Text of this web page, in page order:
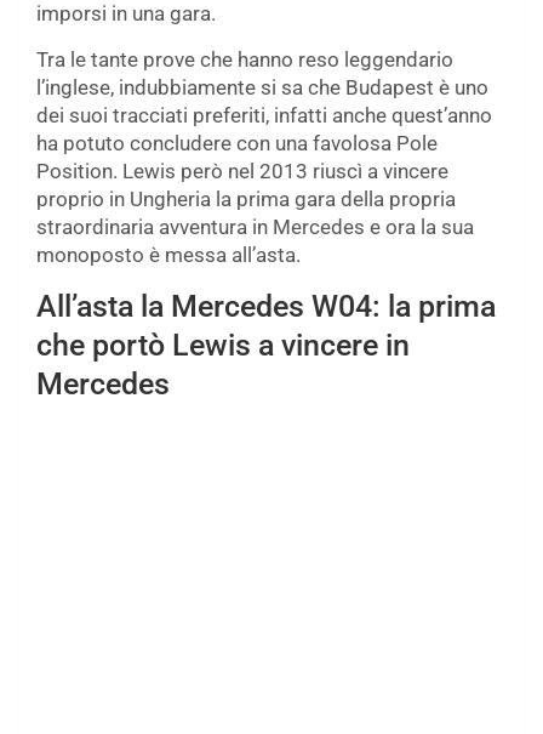
imporsi in una gara.
Tra le tante prove che hanno reso leggendario
l’inglese, indubbiamente si sa che Budapest è uno
dei suoi tracciati preferiti, infatti anche quest’anno
ha potuto concludere con una favolosa Pole
Position. Lewis però nel 2013 riuscì a vincere
proprio in Ungheria la prima gara della propria
straordinaria avventura in Mercedes e ora la sua
monoposto è messa all’asta.
All’asta la Mercedes W04: la prima
che portò Lewis a vincere in
Mercedes